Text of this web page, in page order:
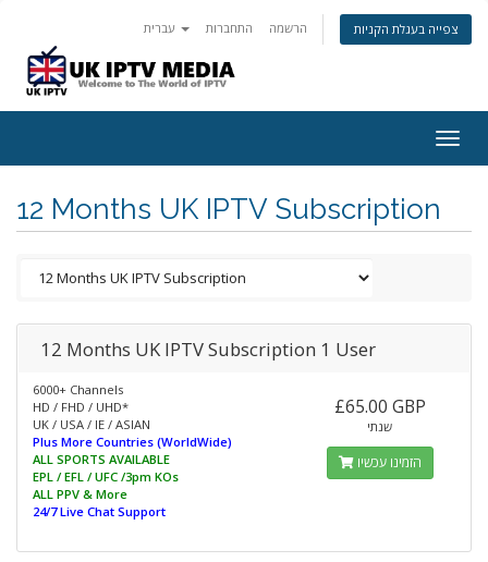
התחברות הרשמה צפייה בעגלת הקניות
12 Months UK IPTV Subscription
12 Months UK IPTV Subscription 1 User
6000+ Channels
HD / FHD / UHD*
UK / USA / IE / ASIAN
Plus More Countries (WorldWide)
ALL SPORTS AVAILABLE
EPL / EFL / UFC /3pm KOs
ALL PPV & More
24/7 Live Chat Support
£65.00 GBP
שנתי
הזמינו עכשיו